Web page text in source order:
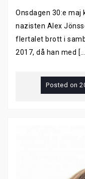
Onsdagen 30:e
nazisten Alex
flertalet brott i
2017, då han med
Posted on